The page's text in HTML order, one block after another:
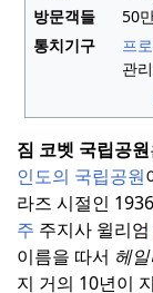
방문객들
50
통치기구
프
관
짐 코벳 국립공원
인도의 국립공원
라즈 시절인
주 주지사 윌리엄
이름을 따서 헤
지 거의 10년이